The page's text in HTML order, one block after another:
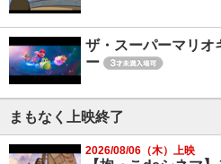
ザ・スーパーマリオ
ー
まもなく上映終了
2026/08/06（木）上映